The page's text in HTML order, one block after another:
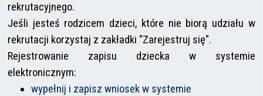
rekrutacyjnego.
Jeśli jesteś rodzicem dzieci, które nie biorą udziału w
rekrutacji korzystaj z zakładki "Zarejestruj się".
Rejestrowanie zapisu dziecka w systemie
elektronicznym:
wypełnij i zapisz wniosek w systemie